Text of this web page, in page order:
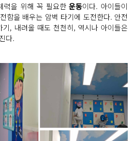
력을 위해 꼭 필요한운동이다. 아이들이
함을 배우는 암벽 타기에 도전한다. 안전
, 내려올 때도 천천히, 역시나 아이들은
다.